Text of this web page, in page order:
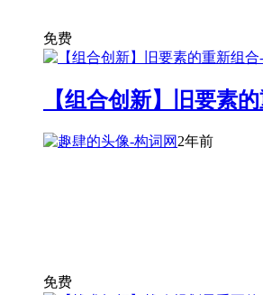
免费
【组合创新】旧要素
2年前
免费